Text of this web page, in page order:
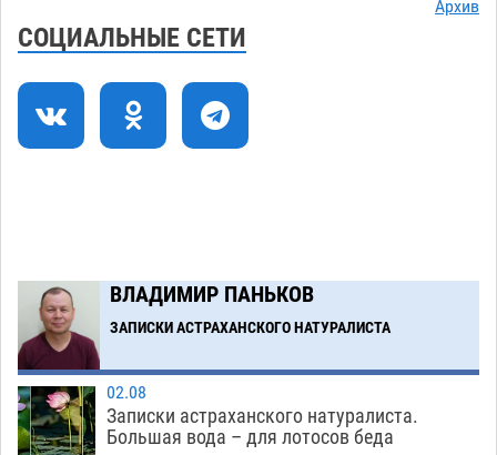
Краснодарской в Астрахани скончались
Астраханский суд оценил четыре удара по
голове полицейского в сто тысяч рублей
18:57
В Астрахани впервые открыли смену по
теории игр
Архив
СОЦИАЛЬНЫЕ СЕТИ
ВЛАДИМИР ПАНЬКОВ
ЗАПИСКИ АСТРАХАНСКОГО НАТУРАЛИСТА
02.08
Записки астраханского натуралиста.
Большая вода – для лотосов беда